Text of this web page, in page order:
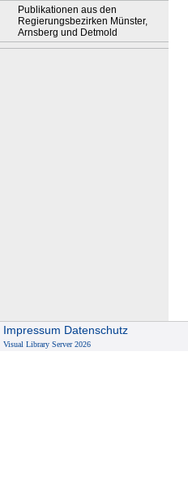
Publikationen aus den
Regierungsbezirken Münster,
Arnsberg und Detmold
Impressum Datenschutz
Visual Library Server 2026